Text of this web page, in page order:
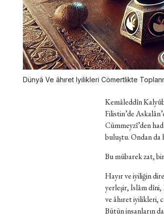
Dünyâ Ve âhıret Iyilikleri Cömertlikte
Kemâleddîn
Filistin’de
Cümmeyzî’den
buluştu. Ondan da
Bu mübarek zat,
Hayır ve iyiliğin
yerleşir, İslâm dîni,
ve âhıret iyilikleri,
Bütün insanların